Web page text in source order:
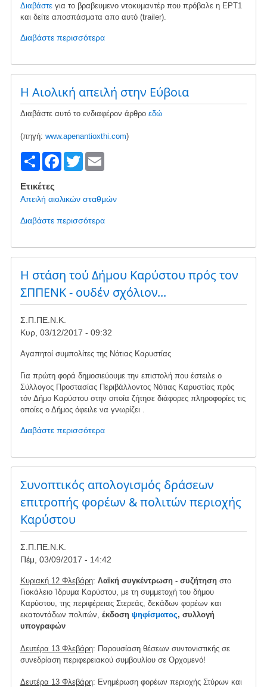
Διαβάστεγια το βραβευμενο ντοκυμαντέρ που πρόβαλε η ΕΡΤ1
και δείτε αποσπάσματα απο αυτό (trailer).
Διαβάστε περισσότεραγια
Ασκός
του
Αιόλου.
ντοκιμαντέρ
δίνει
συζήτηση
βάθος
ανοίγει
Ασκό
Η Αιολική απειλή στην Εύβοια
Διαβάστε αυτό το ενδιαφέρον άρθρο εδώ
(πηγή: www.apenantioxthi.com)
S
h
ar
e
F
c
e
o
o
k
T
tt
er
E
ail
Ετικέτες
Απειλή αιολικών σταθμών
Διαβάστε περισσότεραγια
Η
Αιολική
απειλή
στην
Εύβοια
Η στάση τού Δήμου Καρύστου πρός τον
ΣΠΠΕΝΚ - ουδέν σχόλιον...
Σ.Π.ΠΕ.Ν.Κ.
Κυρ, 03/12/2017 - 09:32
Αγαπητοί συμπολίτες της Νότιας Καρυστίας
Για πρώτη φορά δημοσιεύουμε την επιστολή που έστειλε ο
Σύλλογος Προστασίας Περιβάλλοντος Νότιας Καρυστίας πρός
τόν Δήμο Καρύστου στην οποία ζήτησε διάφορες πληροφορίες τις
οποίες ο Δήμος όφειλε να γνωρίζει .
Διαβάστε περισσότεραγια
Η
στάση
τού
Δήμου
Καρύστου
τον
-
σχόλιον...
Συνοπτικός απολογισμός δράσεων
επιτροπής φορέων & πολιτών περιοχής
Καρύστου
Σ.Π.ΠΕ.Ν.Κ.
Πέμ, 03/09/2017 - 14:42
Κυριακή 12 Φλεβάρη: Λαϊκή συγκέντρωση - συζήτησηστο
Γιοκάλειο Ίδρυμα Καρύστου, με τη συμμετοχή του δήμου
Καρύστου, της περιφέρειας Στερεάς, δεκάδων φορέων και
εκατοντάδων πολιτών, έκδοση ψηφίσματος, συλλογή
υπογραφών
Δευτέρα 13 Φλεβάρη: Παρουσίαση θέσεων συντονιστικής σε
συνεδρίαση περιφερειακού συμβουλίου σε Ορχομενό!
Δευτέρα 13 Φλεβάρη: Ενημέρωση φορέων περιοχής Στύρων και